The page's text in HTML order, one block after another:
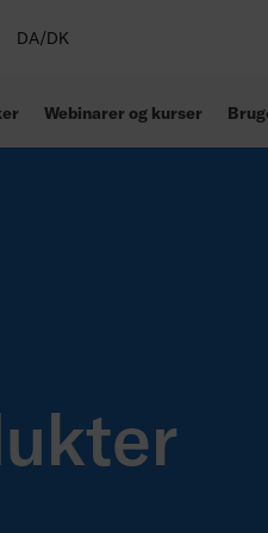
DA/DK
Webinarer og kurser